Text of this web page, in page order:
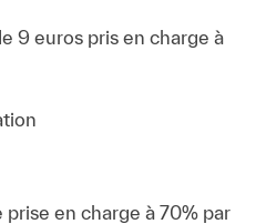
9 euros pris en charge à
en charge à 70% par